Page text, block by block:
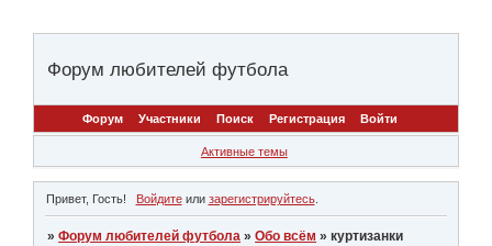
Форум любителей футбола
Форум Участники Поиск Регистрация Войти
Активные темы
Привет, Гость! Войдитеили зарегистрируйтесь.
»Форум любителей футбола »Обо всём »куртизанки